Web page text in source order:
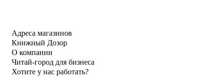
Адреса магазинов
Книжный Дозор
О компании
Читай-город для бизнеса
Хотите у нас работать?